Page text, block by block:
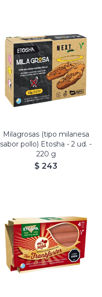
Milagrosas (tipo milanesa
sabor pollo) Etosha - 2 ud. -
220 g
$ 243